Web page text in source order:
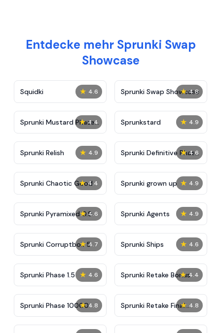
Entdecke mehr Sprunki Swap
Showcase
★ 4.6
Squidki ★ 4.8
Sprunki Swap Showcase
★ 4.4
Sprunki Mustard Phase
2
★ 4.9
Sprunkstard
★ 4.9
Sprunki Relish ★ 4.6
Sprunki Definitive Phase
7
★ 4.4
Sprunki Chaotic Good ★ 4.9
Sprunki grown up
★ 4.6
Sprunki Pyramixed 0.9 ★ 4.9
Sprunki Agents
★ 4.7
Sprunki Corruptbox 5 ★ 4.6
Sprunki Ships
★ 4.6
Sprunki Phase 1.5 ★ 4.4
Sprunki Retake Bonus
★ 4.8
Sprunki Phase 10000 ★ 4.8
Sprunki Retake Final
Update